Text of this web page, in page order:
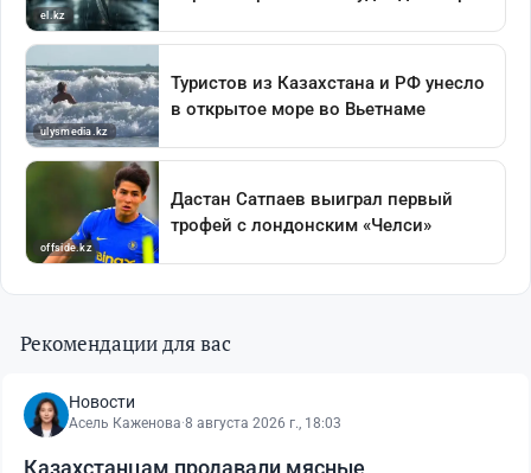
Рекомендации для вас
Новости
Асель Каженова·8 августа 2026 г., 18:03
Казахстанцам продавали мясные